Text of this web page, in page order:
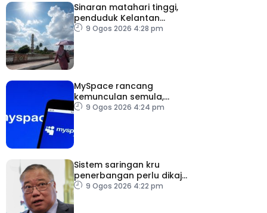
Sinaran matahari tinggi,
penduduk Kelantan
hadkan aktiviti luar
9 Ogos 2026 4:28 pm
MySpace rancang
kemunculan semula,
manfaatkan nostalgia
9 Ogos 2026 4:24 pm
Sistem saringan kru
penerbangan perlu dikaji
semula – Tiong
9 Ogos 2026 4:22 pm